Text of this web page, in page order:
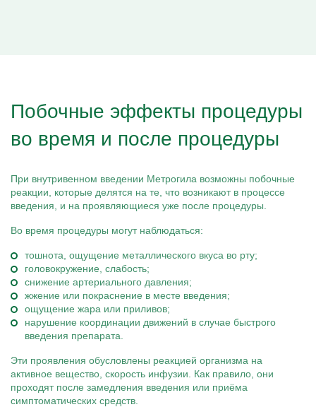
Побочные эффекты процедуры
во время и после процедуры
При внутривенном введении Метрогила возможны побочные
реакции, которые делятся на те, что возникают в процессе
введения, и на проявляющиеся уже после процедуры.
Во время процедуры могут наблюдаться:
тошнота, ощущение металлического вкуса во рту;
головокружение, слабость;
снижение артериального давления;
жжение или покраснение в месте введения;
ощущение жара или приливов;
нарушение координации движений в случае быстрого
введения препарата.
Эти проявления обусловлены реакцией организма на
активное вещество, скорость инфузии. Как правило, они
проходят после замедления введения или приёма
симптоматических средств.